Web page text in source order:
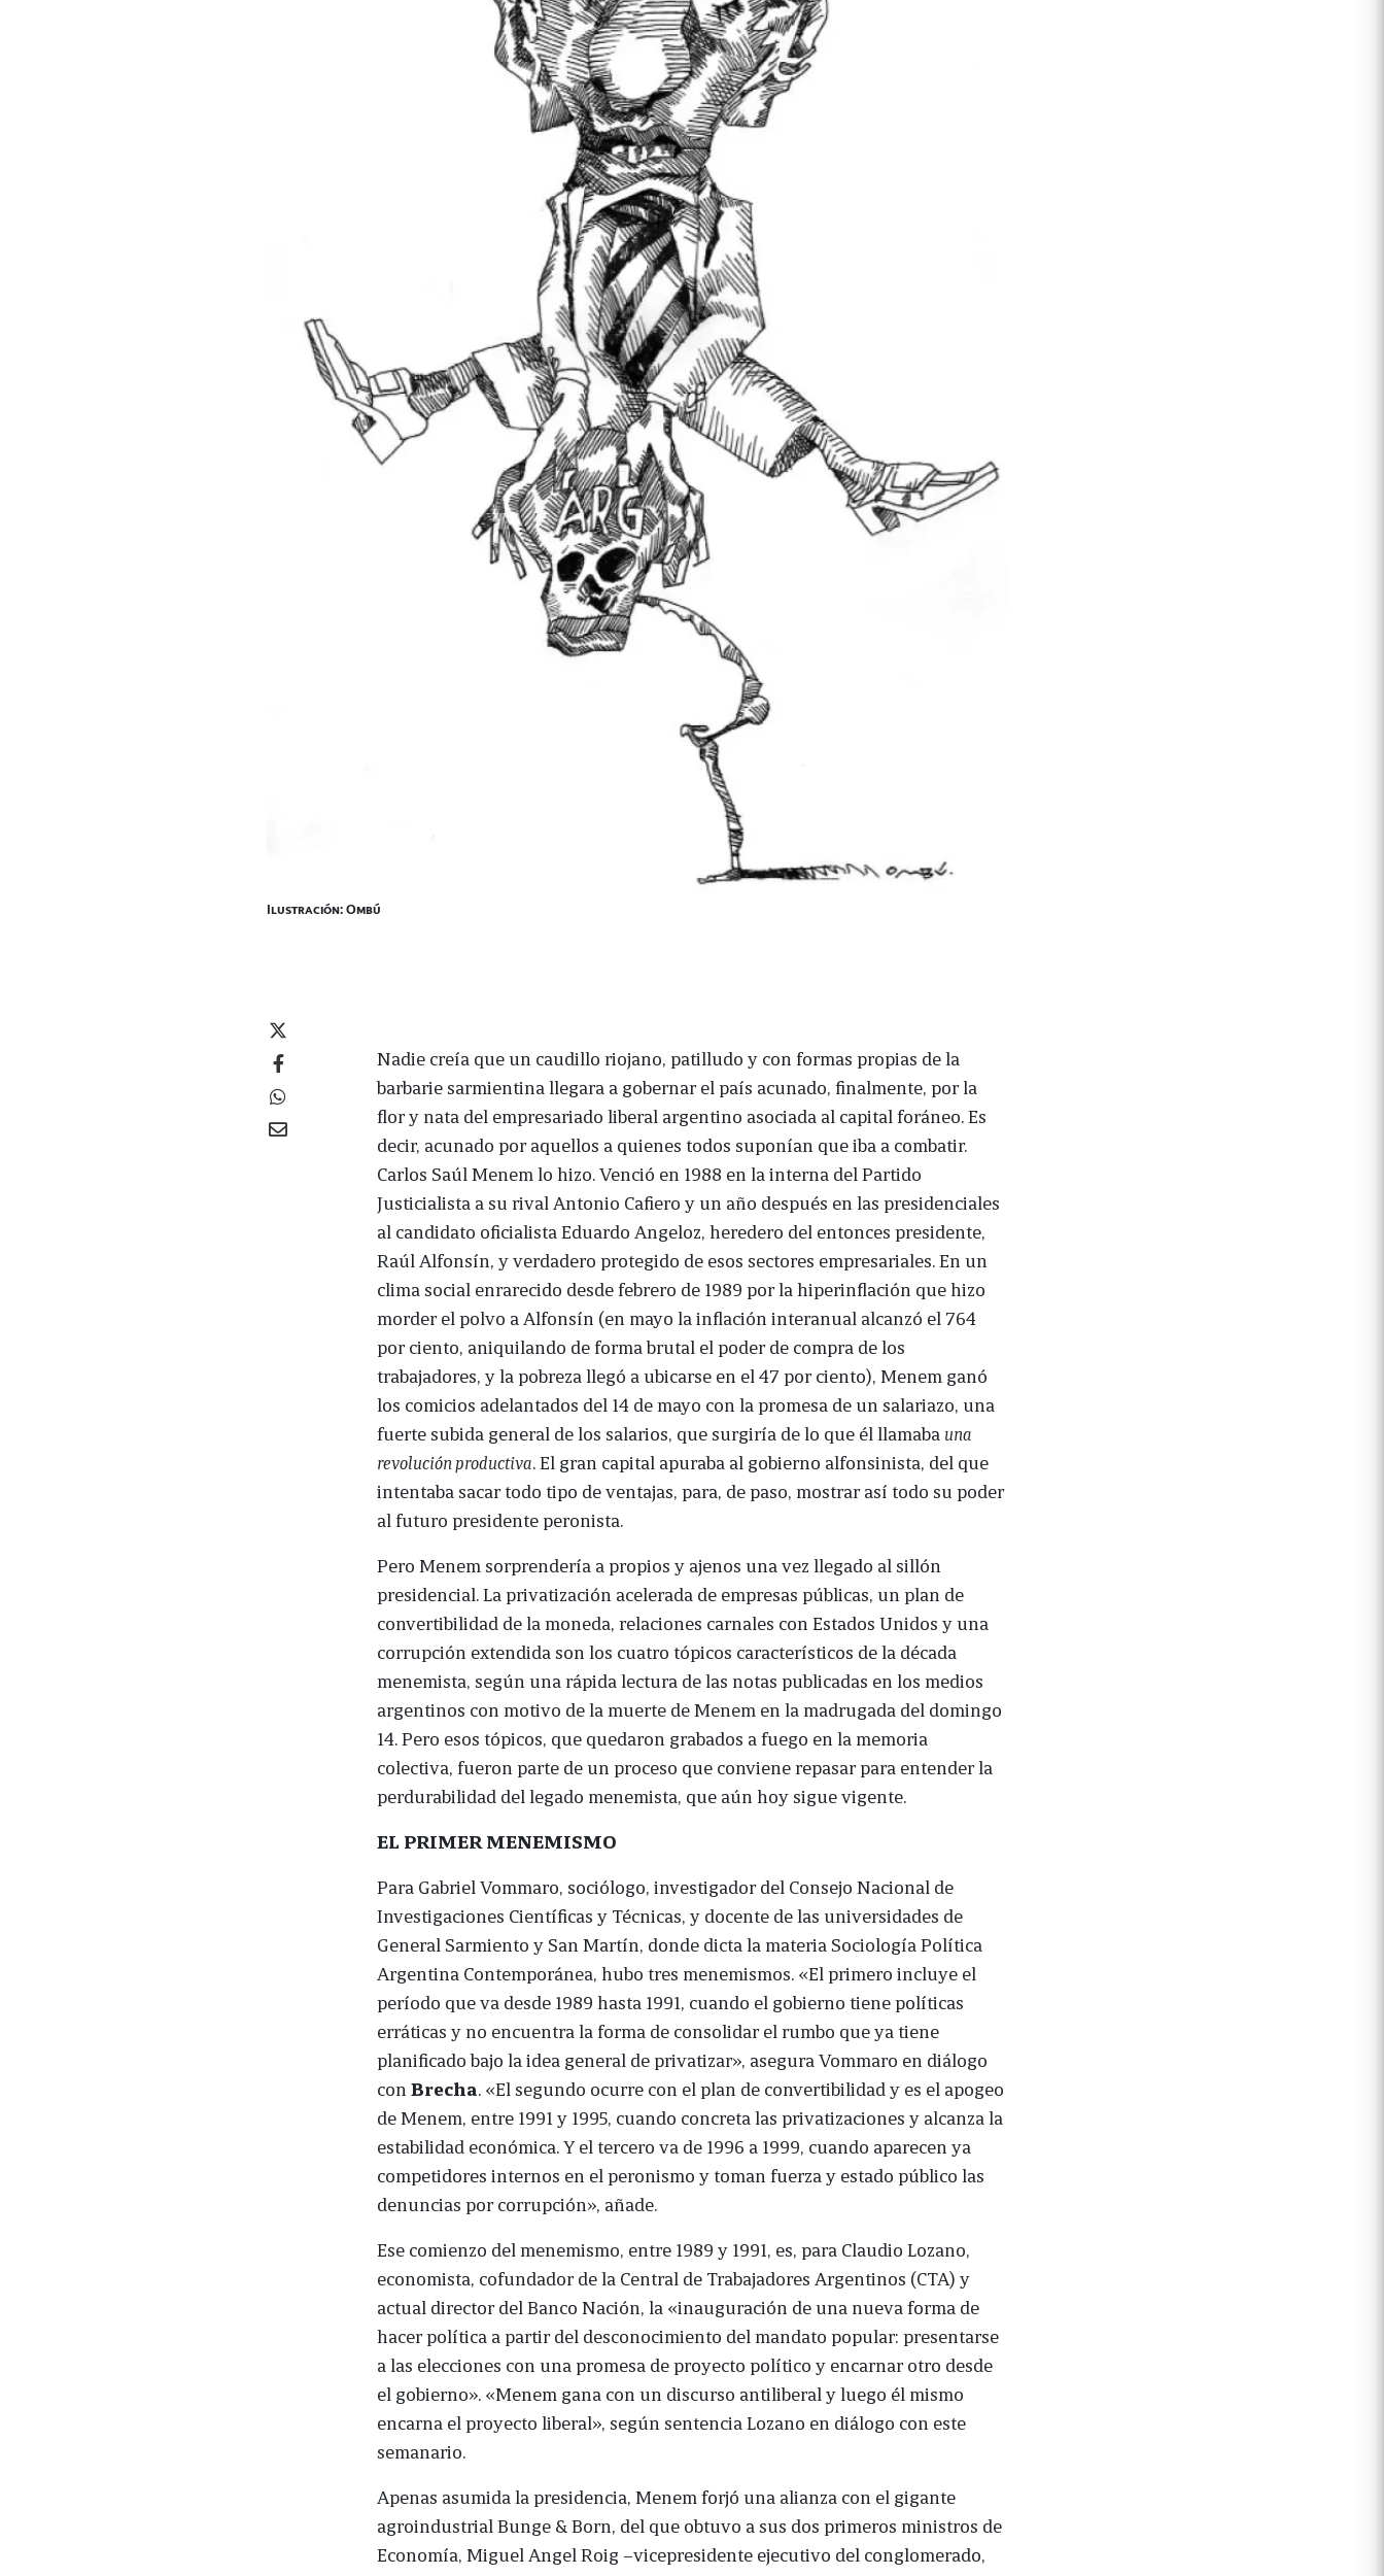
Ilustración: Ombú
Nadie creía que un caudillo riojano, patilludo y con formas propias de la
barbarie sarmientina llegara a gobernar el país acunado, finalmente, por la
flor y nata del empresariado liberal argentino asociada al capital foráneo. Es
decir, acunado por aquellos a quienes todos suponían que iba a combatir.
Carlos Saúl Menem lo hizo. Venció en 1988 en la interna del Partido
Justicialista a su rival Antonio Cafiero y un año después en las presidenciales
al candidato oficialista Eduardo Angeloz, heredero del entonces presidente,
Raúl Alfonsín, y verdadero protegido de esos sectores empresariales. En un
clima social enrarecido desde febrero de 1989 por la hiperinflación que hizo
morder el polvo a Alfonsín (en mayo la inflación interanual alcanzó el 764
por ciento, aniquilando de forma brutal el poder de compra de los
trabajadores, y la pobreza llegó a ubicarse en el 47 por ciento), Menem ganó
los comicios adelantados del 14 de mayo con la promesa de un salariazo, una
fuerte subida general de los salarios, que surgiría de lo que él llamaba una
revolución productiva . El gran capital apuraba al gobierno alfonsinista, del que
intentaba sacar todo tipo de ventajas, para, de paso, mostrar así todo su poder
al futuro presidente peronista.
Pero Menem sorprendería a propios y ajenos una vez llegado al sillón
presidencial. La privatización acelerada de empresas públicas, un plan de
convertibilidad de la moneda, relaciones carnales con Estados Unidos y una
corrupción extendida son los cuatro tópicos característicos de la década
menemista, según una rápida lectura de las notas publicadas en los medios
argentinos con motivo de la muerte de Menem en la madrugada del domingo
14. Pero esos tópicos, que quedaron grabados a fuego en la memoria
colectiva, fueron parte de un proceso que conviene repasar para entender la
perdurabilidad del legado menemista, que aún hoy sigue vigente.
EL PRIMER MENEMISMO
Para Gabriel Vommaro, sociólogo, investigador del Consejo Nacional de
Investigaciones Científicas y Técnicas, y docente de las universidades de
General Sarmiento y San Martín, donde dicta la materia Sociología Política
Argentina Contemporánea, hubo tres menemismos. «El primero incluye el
período que va desde 1989 hasta 1991, cuando el gobierno tiene políticas
erráticas y no encuentra la forma de consolidar el rumbo que ya tiene
planificado bajo la idea general de privatizar», asegura Vommaro en diálogo
con Brecha . «El segundo ocurre con el plan de convertibilidad y es el apogeo
de Menem, entre 1991 y 1995, cuando concreta las privatizaciones y alcanza la
estabilidad económica. Y el tercero va de 1996 a 1999, cuando aparecen ya
competidores internos en el peronismo y toman fuerza y estado público las
denuncias por corrupción», añade.
Ese comienzo del menemismo, entre 1989 y 1991, es, para Claudio Lozano,
economista, cofundador de la Central de Trabajadores Argentinos (CTA) y
actual director del Banco Nación, la «inauguración de una nueva forma de
hacer política a partir del desconocimiento del mandato popular: presentarse
a las elecciones con una promesa de proyecto político y encarnar otro desde
el gobierno». «Menem gana con un discurso antiliberal y luego él mismo
encarna el proyecto liberal», según sentencia Lozano en diálogo con este
semanario.
Apenas asumida la presidencia, Menem forjó una alianza con el gigante
agroindustrial Bunge & Born, del que obtuvo a sus dos primeros ministros de
Economía, Miguel Angel Roig –vicepresidente ejecutivo del conglomerado,